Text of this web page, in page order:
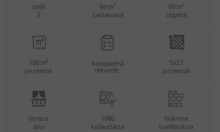
izieb
3
66 m²
zastavaná
60 m²
obytná
106 m²
pozemok
kompletná
rekonštr.
5x21
pozemok
terasa
áno
1980
kolaudácia
tvárnice
konštrukcia